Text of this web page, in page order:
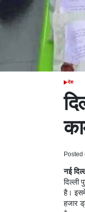
POSTED
IN
देश
Posted
नई
दिल्ली
है।
हजार